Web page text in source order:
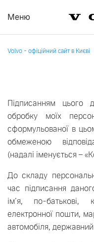
Меню
Volvo - офіційний сайт в Києві
Підписанням
обробку моїх
сформульованої в
обмеженою
(надалі іменується –
До складу
час підписання
ім’я, по-батькові,
електронної пошти,
автомобіля,